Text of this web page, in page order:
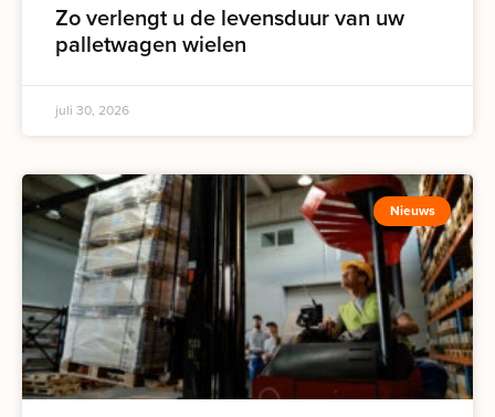
Zo verlengt u de levensduur van uw
palletwagen wielen
juli 30, 2026
Nieuws